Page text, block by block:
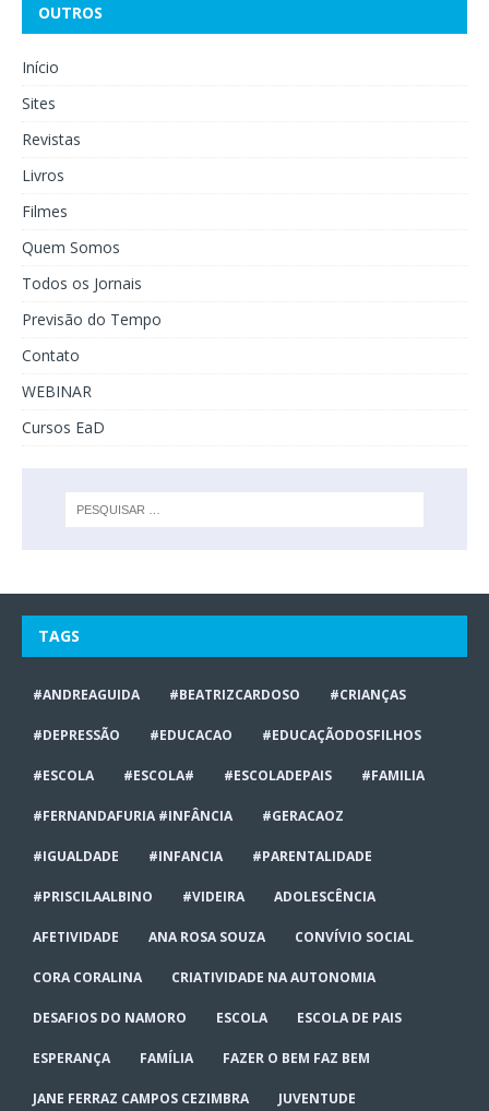
OUTROS
Início
Sites
Revistas
Livros
Filmes
Quem Somos
Todos os Jornais
Previsão do Tempo
Contato
WEBINAR
Cursos EaD
TAGS
#ANDREAGUIDA #BEATRIZCARDOSO #CRIANÇAS
#DEPRESSÃO #EDUCACAO #EDUCAÇÃODOSFILHOS
#ESCOLA #ESCOLA# #ESCOLADEPAIS #FAMILIA
#FERNANDAFURIA #INFÂNCIA #GERACAOZ
#IGUALDADE #INFANCIA #PARENTALIDADE
#PRISCILAALBINO #VIDEIRA ADOLESCÊNCIA
AFETIVIDADE ANA ROSA SOUZA CONVÍVIO SOCIAL
CORA CORALINA CRIATIVIDADE NA AUTONOMIA
DESAFIOS DO NAMORO ESCOLA ESCOLA DE PAIS
ESPERANÇA FAMÍLIA FAZER O BEM FAZ BEM
JANE FERRAZ CAMPOS CEZIMBRA JUVENTUDE